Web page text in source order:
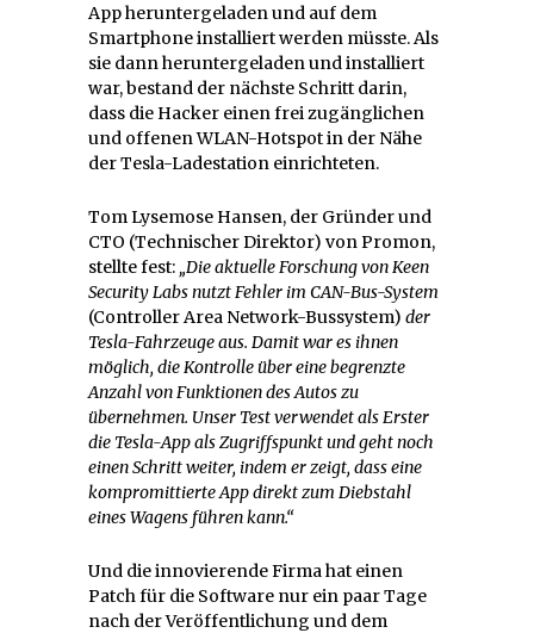
App heruntergeladen und auf dem
Smartphone installiert werden müsste. Als
sie dann heruntergeladen und installiert
war, bestand der nächste Schritt darin,
dass die Hacker einen frei zugänglichen
und offenen WLAN-Hotspot in der Nähe
der Tesla-Ladestation einrichteten.
Tom Lysemose Hansen, der Gründer und
CTO (Technischer Direktor) von Promon,
stellte fest:„Die aktuelle Forschung von Keen
Security Labs nutzt Fehler im CAN-Bus-System
(Controller Area Network-Bussystem) der
Tesla-Fahrzeuge aus. Damit war es ihnen
möglich, die Kontrolle über eine begrenzte
Anzahl von Funktionen des Autos zu
übernehmen. Unser Test verwendet als Erster
die Tesla-App als Zugriffspunkt und geht noch
einen Schritt weiter, indem er zeigt, dass eine
kompromittierte App direkt zum Diebstahl
eines Wagens führen kann.“
Und die innovierende Firma hat einen
Patch für die Software nur ein paar Tage
nach der Veröffentlichung und dem